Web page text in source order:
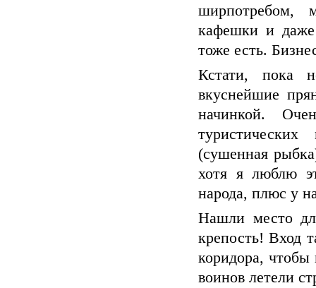
ширпотребом,
кафешки и
тоже есть.
Кстати, пока
вкуснейшие
начинкой.
(сушенная
хотя я люблю
народа, плюс у
Нашли место
крепость! Вход
коридора, чтобы
воинов летели